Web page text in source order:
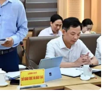
(TTXVN/Vietnam+)